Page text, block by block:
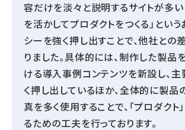
容だけを淡々と説明するサイトが多い
を活かしてプロダクトをつくる」とい
シーを強く押し出すことで、他社との
りました。具体的には、制作した製品
ける導入事例コンテンツを新設し、
く押し出しているほか、全体的に製品
真を多く使用することで、「プロダクト
るための工夫を行っております。